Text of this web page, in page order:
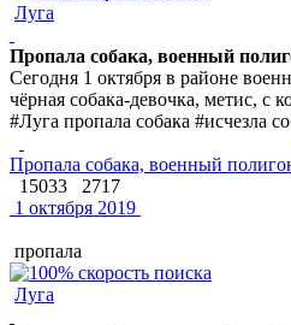
Луга
Пропала собака, военный
Сегодня 1 октября в районе
чёрная собака-девочка, метис, с
#Луга пропала собака #исчезла
Пропала собака, военный
15033
2717
1 октября 2019
пропала
Луга